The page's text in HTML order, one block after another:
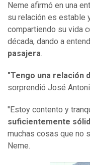
Neme afirmó en una
su relación es estable
compartiendo su vida
década, dando a
pasajera.
"Tengo una relación
sorprendió José
"Estoy contento y
suficientemente
muchas cosas que no
Neme.